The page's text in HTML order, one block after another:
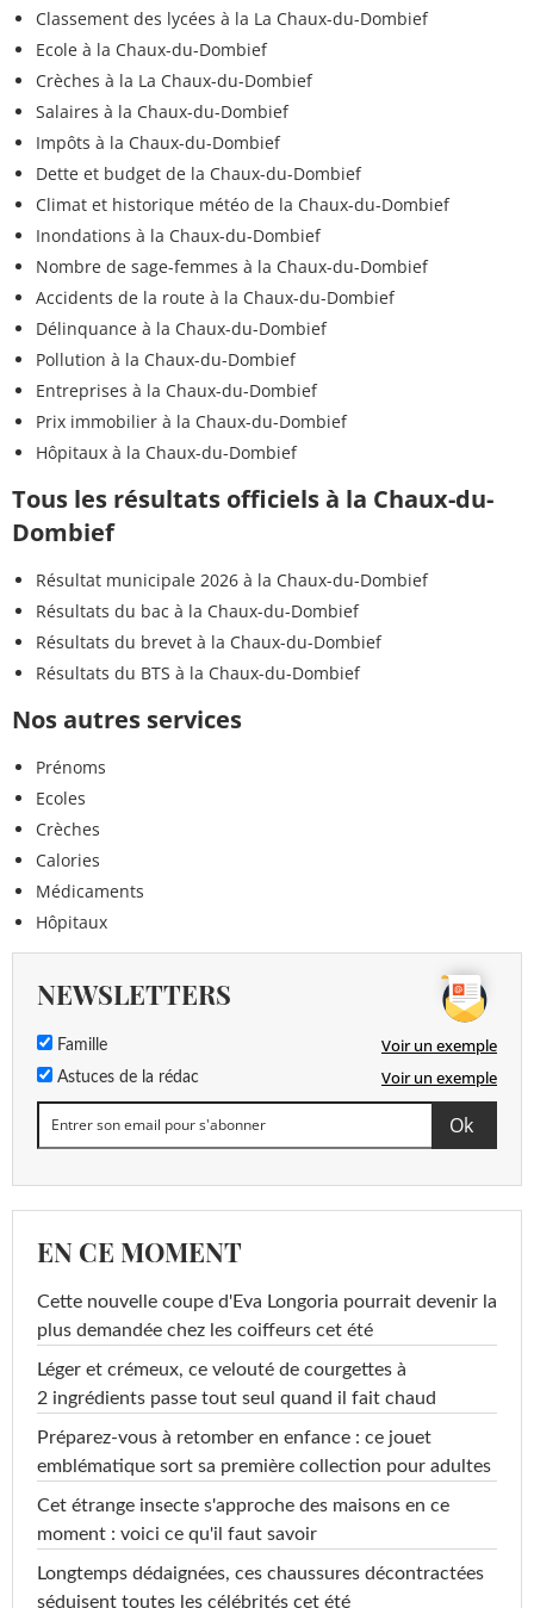
Classement des lycées à la La Chaux-du-Dombief
Ecole à la Chaux-du-Dombief
Crèches à la La Chaux-du-Dombief
Salaires à la Chaux-du-Dombief
Impôts à la Chaux-du-Dombief
Dette et budget de la Chaux-du-Dombief
Climat et historique météo de la Chaux-du-Dombief
Inondations à la Chaux-du-Dombief
Nombre de sage-femmes à la Chaux-du-Dombief
Accidents de la route à la Chaux-du-Dombief
Délinquance à la Chaux-du-Dombief
Pollution à la Chaux-du-Dombief
Entreprises à la Chaux-du-Dombief
Prix immobilier à la Chaux-du-Dombief
Hôpitaux à la Chaux-du-Dombief
Tous les résultats officiels à la Chaux-du-
Dombief
Résultat municipale 2026 à la Chaux-du-Dombief
Résultats du bac à la Chaux-du-Dombief
Résultats du brevet à la Chaux-du-Dombief
Résultats du BTS à la Chaux-du-Dombief
Nos autres services
Prénoms
Ecoles
Crèches
Calories
Médicaments
Hôpitaux
NEWSLETTERS
Famille Voir un exemple
Astuces de la rédac Voir un exemple
EN CE MOMENT
Cette nouvelle coupe d'Eva Longoria pourrait devenir la
plus demandée chez les coiffeurs cet été
Léger et crémeux, ce velouté de courgettes à
2 ingrédients passe tout seul quand il fait chaud
Préparez-vous à retomber en enfance : ce jouet
emblématique sort sa première collection pour adultes
Cet étrange insecte s'approche des maisons en ce
moment : voici ce qu'il faut savoir
Longtemps dédaignées, ces chaussures décontractées
séduisent toutes les célébrités cet été